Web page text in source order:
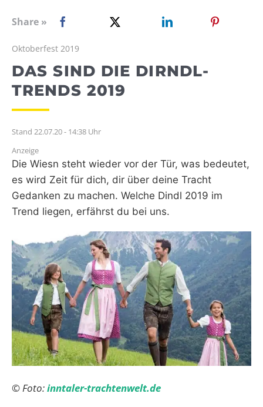
WEBRADIO
Share »
Oktoberfest 2019
DAS SIND DIE DIRNDL-
TRENDS 2019
Stand 22.07.20 - 14:38 Uhr
Anzeige
Die Wiesn steht wieder vor der Tür, was bedeutet,
es wird Zeit für dich, dir über deine Tracht
Gedanken zu machen. Welche Dindl 2019 im
Trend liegen, erfährst du bei uns.
© Foto:inntaler-trachtenwelt.de